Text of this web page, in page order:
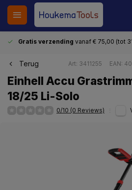
Gratis verzending vanaf € 75,00 (tot
Terug Art: 3411255 EAN:
Einhell Accu
18/25 Li-Solo
0/10 (0 Reviews)